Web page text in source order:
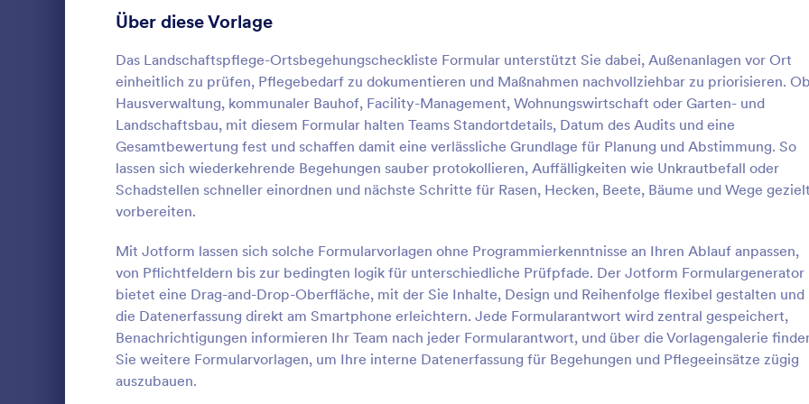
Über diese Vorlage
Das Landschaftspflege-Ortsbegehungscheckliste Formular unterstützt Sie dabei, Außenanlagen vor Ort
einheitlich zu prüfen, Pflegebedarf zu dokumentieren und Maßnahmen nachvollziehbar zu priorisieren. Ob
Hausverwaltung, kommunaler Bauhof, Facility-Management, Wohnungswirtschaft oder Garten- und
Landschaftsbau, mit diesem Formular halten Teams Standortdetails, Datum des Audits und eine
Gesamtbewertung fest und schaffen damit eine verlässliche Grundlage für Planung und Abstimmung. So
lassen sich wiederkehrende Begehungen sauber protokollieren, Auffälligkeiten wie Unkrautbefall oder
Schadstellen schneller einordnen und nächste Schritte für Rasen, Hecken, Beete, Bäume und Wege gezielt
vorbereiten.
Mit Jotform lassen sich solche Formularvorlagen ohne Programmierkenntnisse an Ihren Ablauf anpassen,
von Pflichtfeldern bis zur bedingten logik für unterschiedliche Prüfpfade. Der Jotform Formulargenerator
bietet eine Drag-and-Drop-Oberfläche, mit der Sie Inhalte, Design und Reihenfolge flexibel gestalten und
die Datenerfassung direkt am Smartphone erleichtern. Jede Formularantwort wird zentral gespeichert,
Benachrichtigungen informieren Ihr Team nach jeder Formularantwort, und über die Vorlagengalerie
Sie weitere Formularvorlagen, um Ihre interne Datenerfassung für Begehungen und Pflegeeinsätze zügig
auszubauen.
Fenster Und Türprüfung Formular
Dokumentieren Sie Inspektionen an
Maßnahmen, ideal für Hausverwaltungen,
Handwerksbetriebe und Facility-Teams, die
zuverlässige Datenerfassung über eine
Formularvorlage benötigen.
Go to Category:
Inspektionsformulare
Vorlage verwenden
:
Schiffsinspektions
Schiffsinspektionsformular
Zustandsprüfungen von
und unterstützt Reedereien,
Hafenbetriebe bei Dokumentation,
Auswertung und Nachverfolgung
Formularantworten mit Jotform.
Go to Category:
Inspektionsformulare
Vorlage verwenden
Anmeldeformulare
Abstimmung 35
Abstract-Formulare 11
Genehmigungsformulare 91
Bewertungsformulare 74
Anwesenheitsformulare
Audit Formulare 63
Autorisierungsformulare
Award-Formulare 16
Black Friday Formulare 32